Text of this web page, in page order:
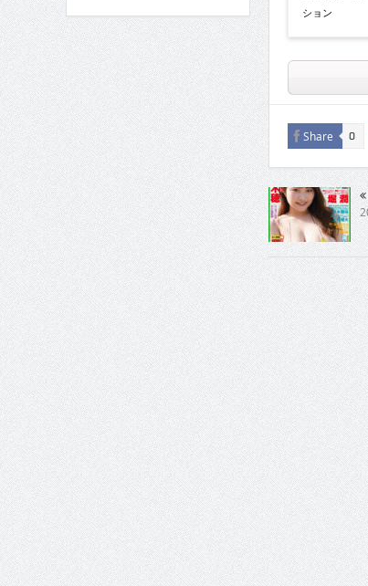
ション
Share 0